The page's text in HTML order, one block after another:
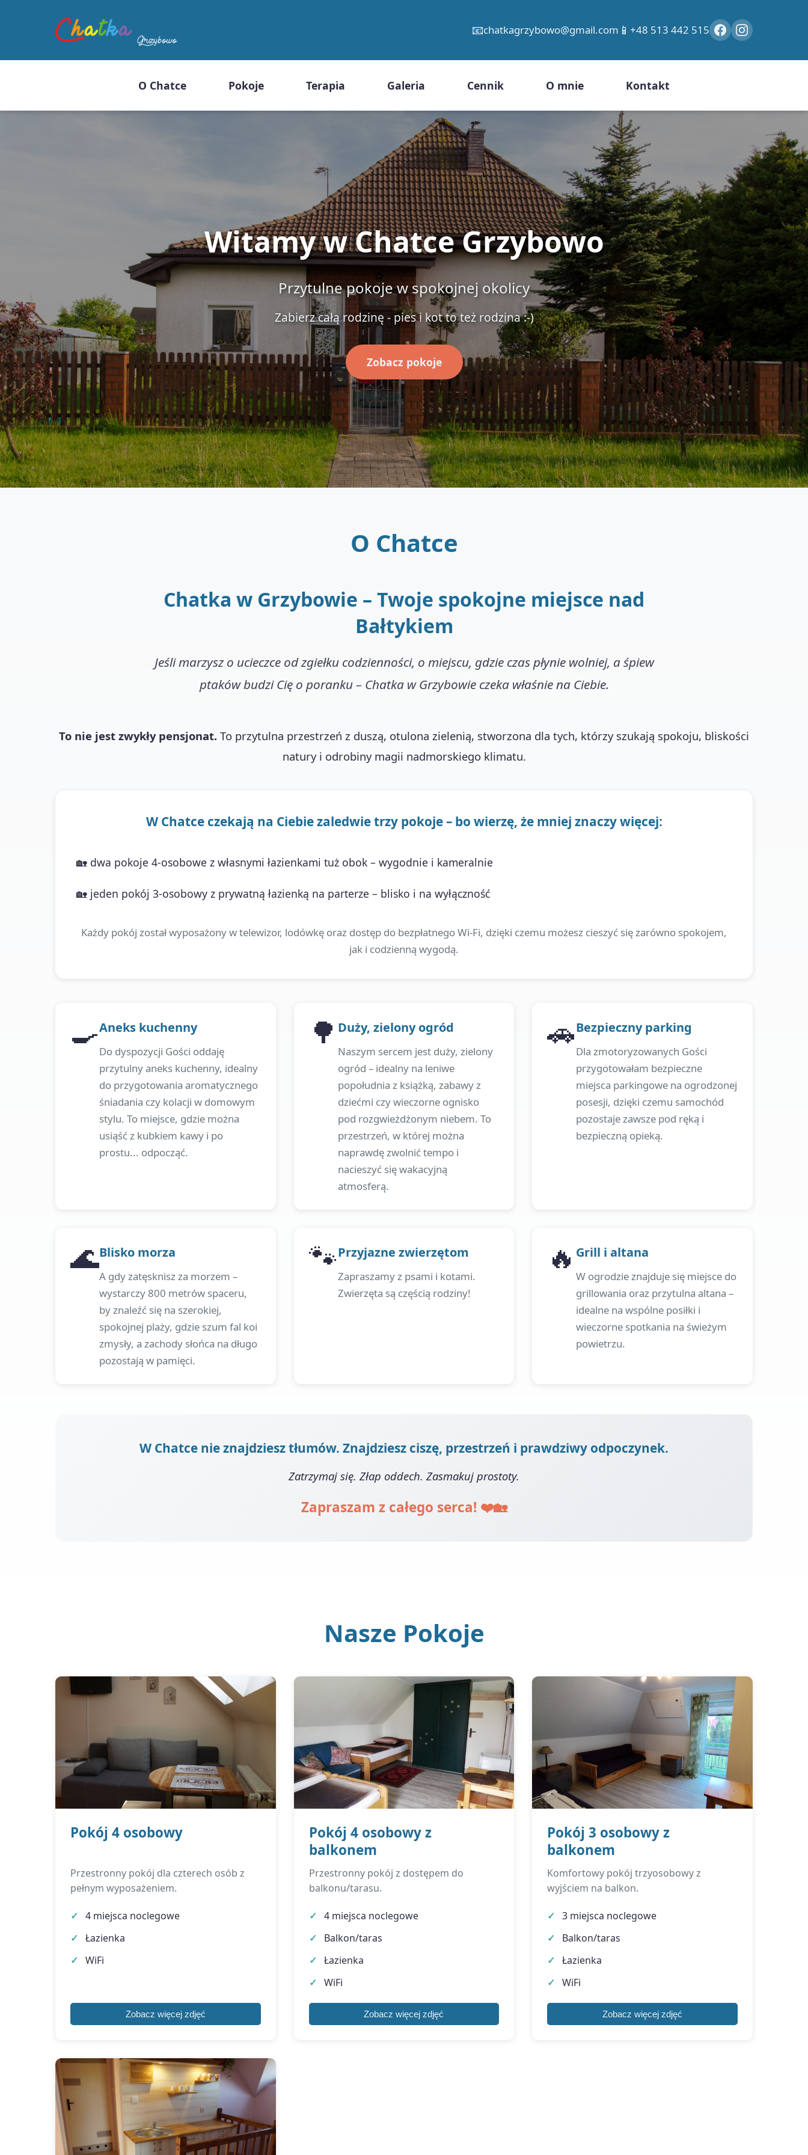
📧chatkagrzybowo@gmail.com 📱 +48 513 442 515
O Chatce Pokoje Terapia Galeria Cennik O mnie Kontakt
Witamy w Chatce Grzybowo
Przytulne pokoje w spokojnej okolicy
Zabierz całą rodzinę - pies i kot to też rodzina :-)
Zobacz pokoje
O Chatce
Chatka w Grzybowie – Twoje spokojne miejsce nad
Bałtykiem
Jeśli marzysz o ucieczce od zgiełku codzienności, o miejscu, gdzie czas płynie wolniej, a śpiew
ptaków budzi Cię o poranku – Chatka w Grzybowie czeka właśnie na Ciebie.
To nie jest zwykły pensjonat. To przytulna przestrzeń z duszą, otulona zielenią, stworzona dla tych, którzy szukają spokoju, bliskości
natury i odrobiny magii nadmorskiego klimatu.
W Chatce czekają na Ciebie zaledwie trzy pokoje – bo wierzę, że mniej znaczy więcej:
🏡 dwa pokoje 4-osobowe z własnymi łazienkami tuż obok – wygodnie i kameralnie
🏡 jeden pokój 3-osobowy z prywatną łazienką na parterze – blisko i na wyłączność
Każdy pokój został wyposażony w telewizor, lodówkę oraz dostęp do bezpłatnego Wi-Fi, dzięki czemu możesz cieszyć się zarówno spokojem,
jak i codzienną wygodą.
🍳Aneks kuchenny
Do dyspozycji Gości oddaję
przytulny aneks kuchenny, idealny
do przygotowania aromatycznego
śniadania czy kolacji w domowym
stylu. To miejsce, gdzie można
usiąść z kubkiem kawy i po
prostu... odpocząć.
🌳 Duży, zielony ogród
Naszym sercem jest duży, zielony
ogród – idealny na leniwe
popołudnia z książką, zabawy z
dziećmi czy wieczorne ognisko
pod rozgwieżdżonym niebem. To
przestrzeń, w której można
naprawdę zwolnić tempo i
nacieszyć się wakacyjną
atmosferą.
🚗Bezpieczny parking
Dla zmotoryzowanych Gości
przygotowałam bezpieczne
miejsca parkingowe na ogrodzonej
posesji, dzięki czemu samochód
pozostaje zawsze pod ręką i
bezpieczną opieką.
🌊Blisko morza
A gdy zatęsknisz za morzem –
wystarczy 800 metrów spaceru,
by znaleźć się na szerokiej,
spokojnej plaży, gdzie szum fal koi
zmysły, a zachody słońca na długo
pozostają w pamięci.
🐾Przyjazne zwierzętom
Zapraszamy z psami i kotami.
Zwierzęta są częścią rodziny!
🔥 Grill i altana
W ogrodzie znajduje się miejsce do
grillowania oraz przytulna altana –
idealne na wspólne posiłki i
wieczorne spotkania na świeżym
powietrzu.
W Chatce nie znajdziesz tłumów. Znajdziesz ciszę, przestrzeń i prawdziwy odpoczynek.
Zatrzymaj się. Złap oddech. Zasmakuj prostoty.
Zapraszam z całego serca! ❤️🏡
Nasze Pokoje
Pokój 4 osobowy
Przestronny pokój dla czterech osób z
pełnym wyposażeniem.
4 miejsca noclegowe
Łazienka
WiFi
Zobacz więcej zdjęć
Pokój 4 osobowy z
balkonem
Przestronny pokój z dostępem do
balkonu/tarasu.
4 miejsca noclegowe
Balkon/taras
Łazienka
WiFi
Zobacz więcej zdjęć
Pokój 3 osobowy z
balkonem
Komfortowy pokój trzyosobowy z
wyjściem na balkon.
3 miejsca noclegowe
Balkon/taras
Łazienka
WiFi
Zobacz więcej zdjęć